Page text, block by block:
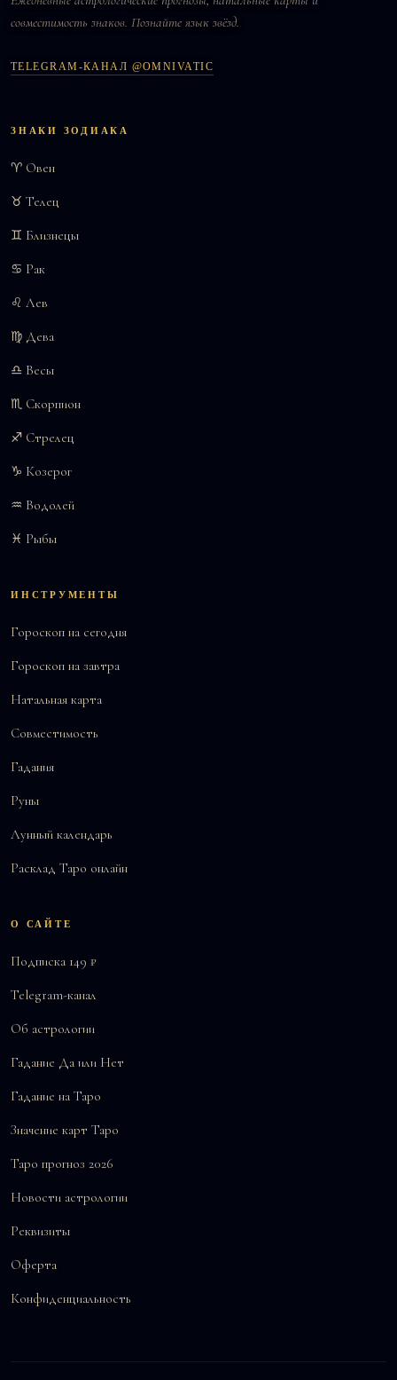
совместимость знаков. Познайте язык звёзд.
TELEGRAM-КАНАЛ @OMNIVATIC
ЗНАКИ ЗОДИАКА
♈ Овен
♉ Телец
♊ Близнецы
♋ Рак
♌ Лев
♍ Дева
♎ Весы
♏ Скорпион
♐ Стрелец
♑ Козерог
♒ Водолей
♓ Рыбы
ИНСТРУМЕНТЫ
Гороскоп на сегодня
Гороскоп на завтра
Натальная карта
Совместимость
Гадания
Руны
Лунный календарь
Расклад Таро онлайн
О САЙТЕ
Подписка 149 ₽
Telegram-канал
Об астрологии
Гадание Да или Нет
Гадание на Таро
Значение карт Таро
Таро прогноз 2026
Новости астрологии
Реквизиты
Оферта
Конфиденциальность